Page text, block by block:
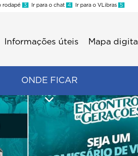
rodapé 3 Ir para o chat 4 Ir para o VLibras 5
Informações úteis Mapa digital
ONDE FICAR